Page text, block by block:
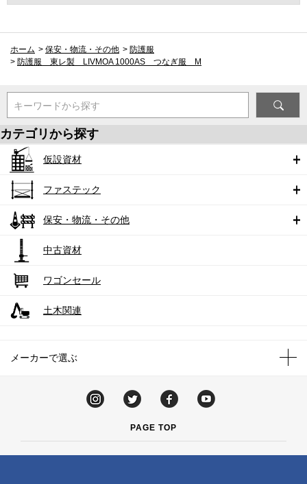
ホーム > 保安・物流・その他 > 防護服
> 防護服 東レ製 LIVMOA 1000AS つなぎ服 M
キーワードから探す
カテゴリから探す
仮設資材
ファステック
保安・物流・その他
中古資材
ワゴンセール
土木関連
メーカーで選ぶ
PAGE TOP